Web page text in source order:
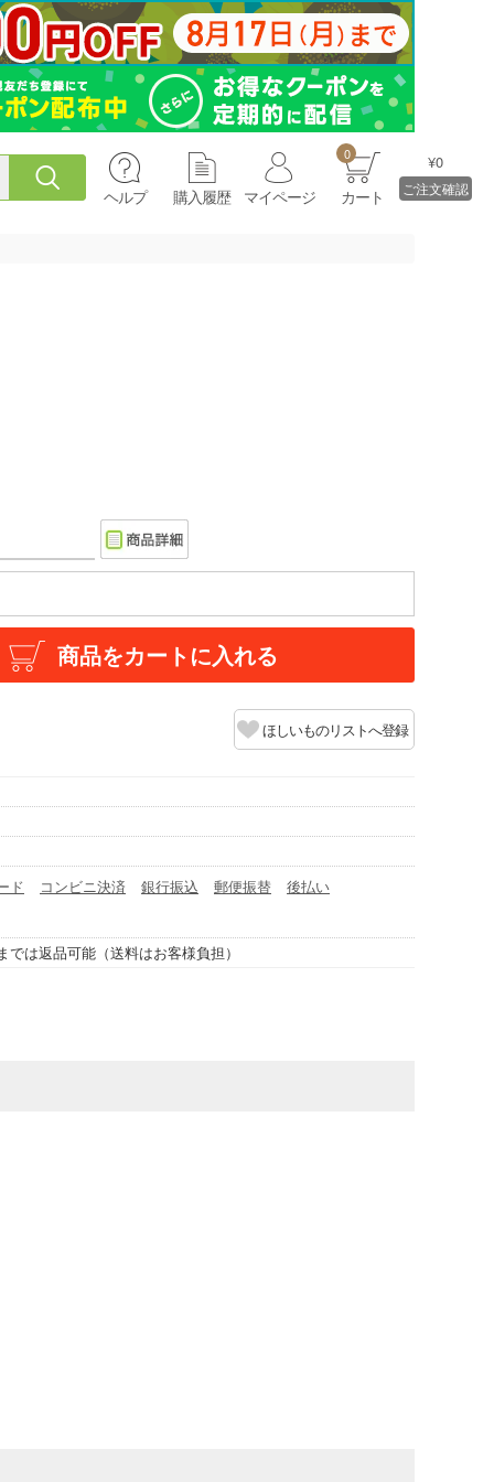
ヘルプ 購入履歴 マイページ
0
カート
¥0
ご注文確認
商品をカートに入れる
ほしいものリストへ登録
ド コンビニ決済 銀行振込 郵便振替 後払い
では返品可能（送料はお客様負担）